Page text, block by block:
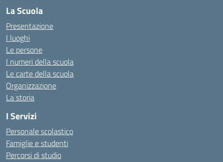
La Scuola
Presentazione
I luoghi
Le persone
I numeri della scuola
Le carte della scuola
Organizzazione
La storia
I Servizi
Personale scolastico
Famiglie e studenti
Percorsi di studio